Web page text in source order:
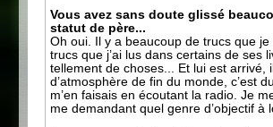
Vous avez sans doute glissé
statut de père...
Oh oui. Il y a beaucoup de trucs que
trucs que j’ai lus dans certains de ses
tellement de choses... Et lui est arrivé,
d’atmosphère de fin du monde, c’est
m’en faisais en écoutant la radio. Je
me demandant quel genre d’objectif à